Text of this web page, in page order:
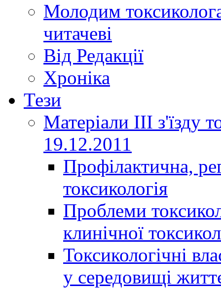
Молодим
читачеві
Від Редакції
Хроніка
Тези
Матеріали ІІІ з'їзду
19.12.2011
Профілактична,
токсикологія
Проблеми
клинічної
Токсикологічні
у середовищі